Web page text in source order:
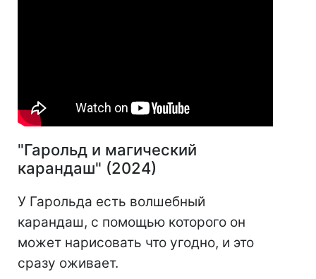
"Гарольд и магический
карандаш" (2024)
У Гарольда есть волшебный
карандаш, с помощью которого он
может нарисовать что угодно, и это
сразу оживает.